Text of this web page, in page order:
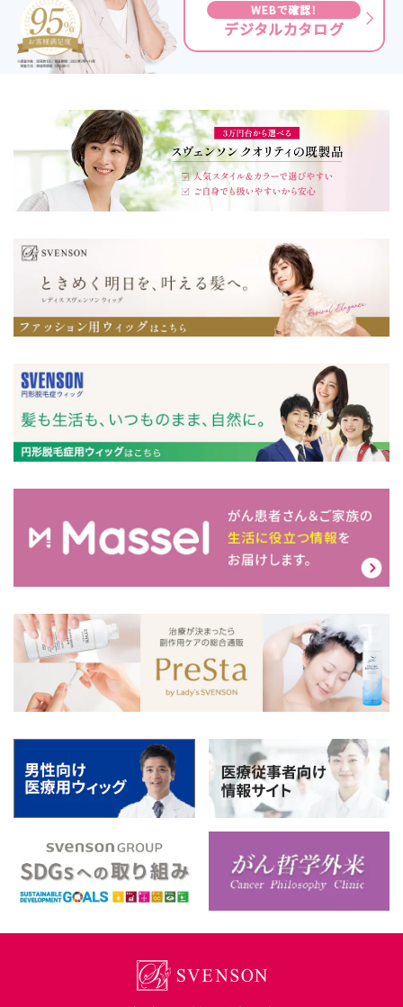
WEBで確認！
デジタルカタログ